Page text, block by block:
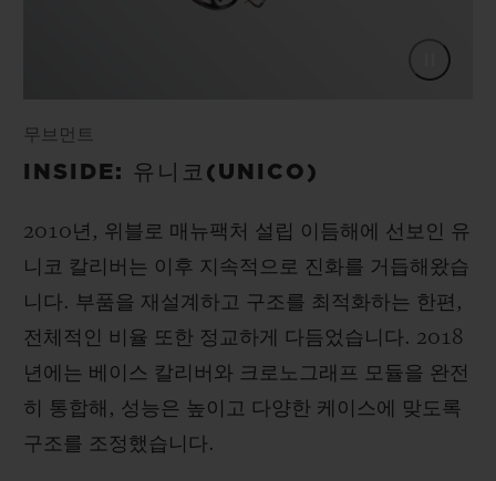
무브먼트
INSIDE: 유니코(UNICO)
2010년, 위블로 매뉴팩처 설립 이듬해에 선보인 유
니코 칼리버는 이후 지속적으로 진화를 거듭해왔습
니다. 부품을 재설계하고 구조를 최적화하는 한편,
전체적인 비율 또한 정교하게 다듬었습니다. 2018
년에는 베이스 칼리버와 크로노그래프 모듈을 완전
히 통합해, 성능은 높이고 다양한 케이스에 맞도록
구조를 조정했습니다.